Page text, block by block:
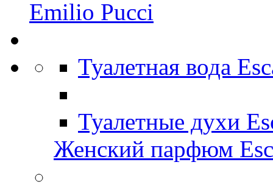
Emilio Pucci
Туалетная вода
Туалетные духи
Женский парфюм